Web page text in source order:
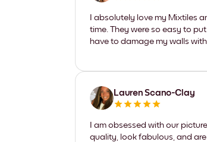
I absolutely love my Mixtiles
time. They were so easy to
have to damage my walls
Lauren Scano-Clay
I am obsessed with our
quality, look fabulous, and